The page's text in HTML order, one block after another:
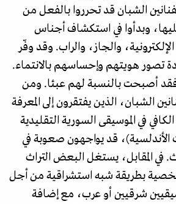
الشبان قد تحرروا بالفعل من
وبدأوا في استكشاف أجناس
والجاز، والراب. وقد وفّر
تصور هويتهم وإحساسهم بالانتماء.
فقد أصبحت بالنسبة لهم عبئا. ومن
الشبان، الذين يفتقرون إلى المعرفة
في الموسيقى السورية التقليدية
الأندلسية)، قد يواجهون صعوبة في
في المقابل، يستغل البعض التراث
بطريقة شبه استشراقية من أجل
شرقيين أو عرب، مع إضافة